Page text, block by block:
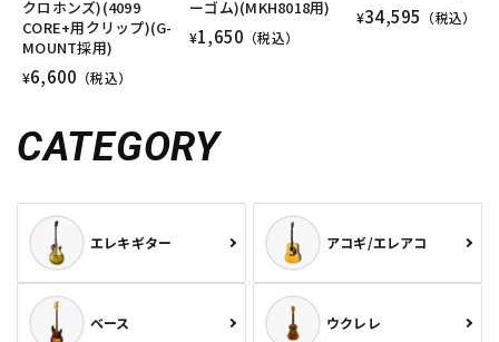
クロホンズ)(4099
CORE+用クリップ)(G-
MOUNT採用)
¥6,600 （税込）
ーゴム)(MKH8018用)
¥1,650 （税込）
¥34,595 （税込）
CATEGORY
エレキギター アコギ/エレアコ
ベース ウクレレ